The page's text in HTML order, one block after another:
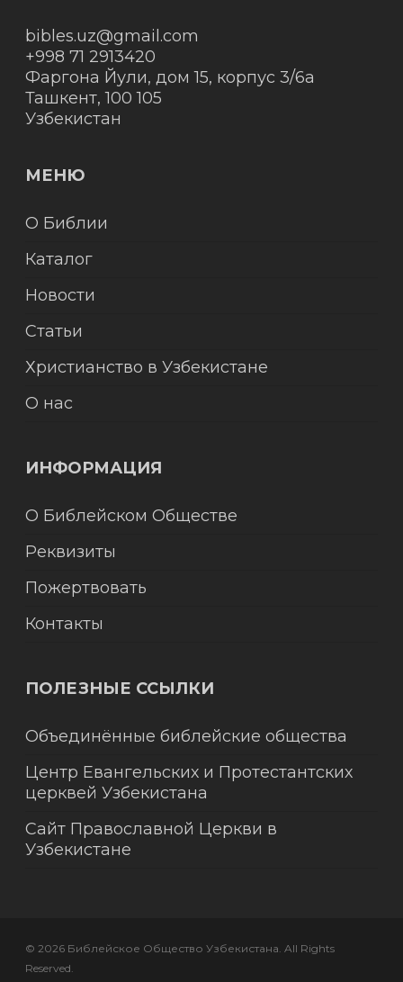
bibles.uz@gmail.com
+998 71 2913420
Фаргона Йули, дом 15, корпус 3/6а
Ташкент,100 105
Узбекистан
МЕНЮ
О Библии
Каталог
Новости
Статьи
Христианство в Узбекистане
О нас
ИНФОРМАЦИЯ
О Библейском Обществе
Реквизиты
Пожертвовать
Контакты
ПОЛЕЗНЫЕ ССЫЛКИ
Объединённые библейские общества
Центр Евангельских и Протестантских
церквей Узбекистана
Сайт Православной Церкви в
Узбекистане
© 2026 Библейское Общество Узбекистана. All Rights
Reserved.